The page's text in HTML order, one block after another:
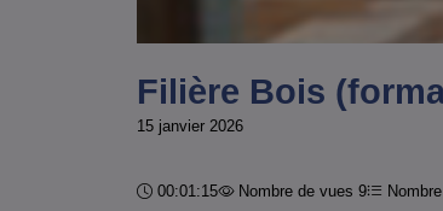
Filière Bois
15 janvier 2026
Durée :
00:01:15 Nombre de vues 9